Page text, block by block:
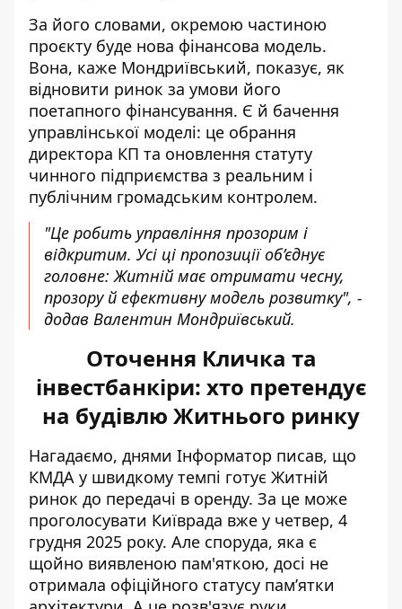
За його словами, окремою частиною
проєкту буде нова фінансова модель.
Вона, каже Мондриївський, показує, як
відновити ринок за умови його
поетапного фінансування. Є й бачення
управлінської моделі: це обрання
директора КП та оновлення статуту
чинного підприємства з реальним і
публічним громадським контролем.
"Це робить управління прозорим і
відкритим. Усі ці пропозиції об’єднує
головне: Житній має отримати чесну,
прозору й ефективну модель розвитку", -
додав Валентин Мондриївський.
Оточення Кличка та
інвестбанкіри: хто претендує
на будівлю Житнього ринку
Нагадаємо, днями Інформатор писав, що
КМДА у швидкому темпі готує Житній
ринок до передачі в оренду. За це може
проголосувати Київрада вже у четвер, 4
грудня 2025 року. Але споруда, яка є
щойно виявленою пам'яткою, досі не
отримала офіційного статусу пам’ятки